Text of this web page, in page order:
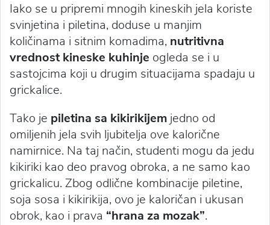
Iako se u pripremi mnogih kineskih jela koriste
svinjetina i piletina, doduse u manjim
količinama i sitnim komadima, nutritivna
vrednost kineske kuhinje ogleda se i u
sastojcima koji u drugim situacijama spadaju u
grickalice.
Tako je piletina sa kikirikijem jedno od
omiljenih jela svih ljubitelja ove kalorične
namirnice. Na taj način, studenti mogu da jedu
kikiriki kao deo pravog obroka, a ne samo kao
grickalicu. Zbog odlične kombinacije piletine,
soja sosa i kikirikija, ovo je kaloričan i ukusan
obrok, kao i prava “hrana za mozak”.